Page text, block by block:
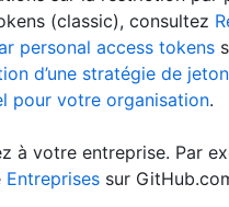
(classic), consultez
personal access tokens
d’une stratégie de jeton
pour votre organisation.
à votre entreprise. Par
Entreprises sur